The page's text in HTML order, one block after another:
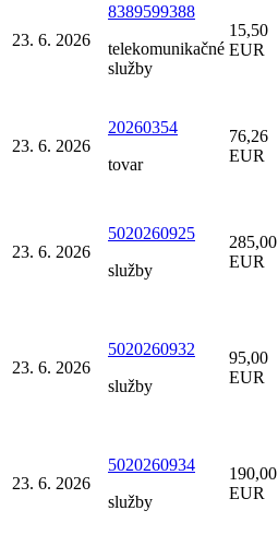
23. 6. 2026
8389599388
telekomunikačné
služby
15,50
EUR
23. 6. 2026
20260354
tovar
76,26
EUR
23. 6. 2026
5020260925
služby
285,00
EUR
23. 6. 2026
5020260932
služby
95,00
EUR
23. 6. 2026
5020260934
služby
190,00
EUR